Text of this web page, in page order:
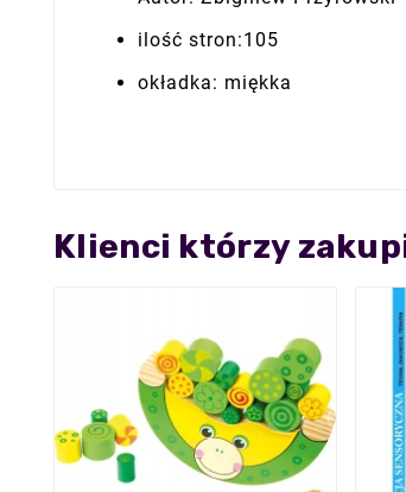
ilość stron:105
okładka: miękka
Klienci którzy